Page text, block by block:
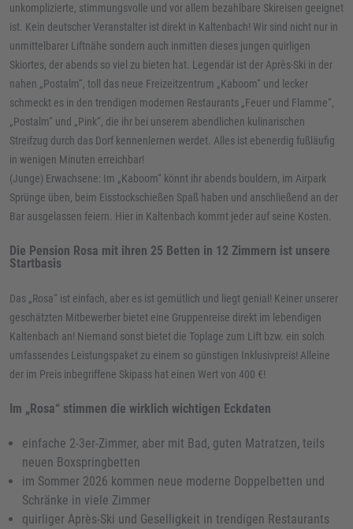
unkomplizierte, stimmungsvolle und vor allem bezahlbare Skireisen geeignet
ist. Kein deutscher Veranstalter ist direkt in Kaltenbach! Wir sind nicht nur in
unmittelbarer Liftnähe sondern auch inmitten dieses jungen quirligen
Skiortes, der abends so viel zu bieten hat. Legendär ist der Après-Ski in der
nahen „Postalm“, toll das neue Freizeitzentrum „Kaboom“ und lecker
schmeckt es in den trendigen modernen Restaurants „Feuer und Flamme“,
„Postalm“ und „Pink“, die ihr bei unserem abendlichen kulinarischen
Streifzug durch das Dorf kennenlernen werdet. Alles ist ebenerdig fußläufig
in wenigen Minuten erreichbar!
(Junge) Erwachsene: Im „Kaboom“ könnt ihr abends bouldern, im Airpark
Sprünge üben, beim Eisstockschießen Spaß haben und anschließend an der
Bar ausgelassen feiern. Hier in Kaltenbach kommt jeder auf seine Kosten.
Die Pension Rosa mit ihren 25 Betten in 12 Zimmern ist unsere
Startbasis
Das „Rosa“ ist einfach, aber es ist gemütlich und liegt genial! Keiner unserer
geschätzten Mitbewerber bietet eine Gruppenreise direkt im lebendigen
Kaltenbach an! Niemand sonst bietet die Toplage zum Lift bzw. ein solch
umfassendes Leistungspaket zu einem so günstigen Inklusivpreis! Alleine
der im Preis inbegriffene Skipass hat einen Wert von 400 €!
Im „Rosa“ stimmen die wirklich wichtigen Eckdaten
einfache 2-3er-Zimmer, aber mit Bad, guten Matratzen, teils
neuen Boxspringbetten
im Sommer 2026 kommen neue moderne Doppelbetten und
Schränke in viele Zimmer
quirliger Après-Ski und Geselligkeit in trendigen Restaurants